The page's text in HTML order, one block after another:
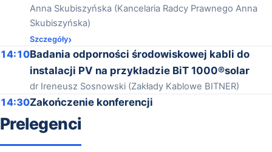
Anna Skubiszyńska (Kancelaria Radcy Prawnego Anna
Skubiszyńska)
Szczegóły
14:10Badania odporności środowiskowej kabli do
instalacji PV na przykładzie BiT 1000®solar
dr Ireneusz Sosnowski (Zakłady Kablowe BITNER)
14:30Zakończenie konferencji
Prelegenci